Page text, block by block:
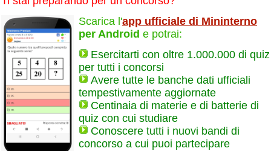
Scarica l'app ufficiale di Mininterno
per Android e potrai:
Esercitarti con oltre 1.000.000 di quiz
per tutti i concorsi
Avere tutte le banche dati ufficiali
tempestivamente aggiornate
Centinaia di materie e di batterie di
quiz con cui studiare
Conoscere tutti i nuovi bandi di
concorso a cui puoi partecipare